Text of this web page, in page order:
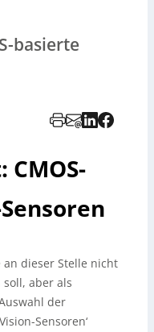
basierte
an dieser Stelle nicht
aber als
der
Sensoren‘